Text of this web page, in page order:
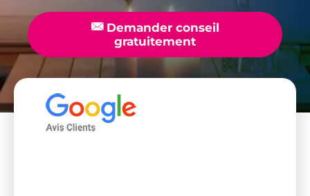
📧Demander conseil
gratuitement